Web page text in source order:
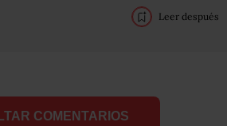
Leer después
COMENTARIOS